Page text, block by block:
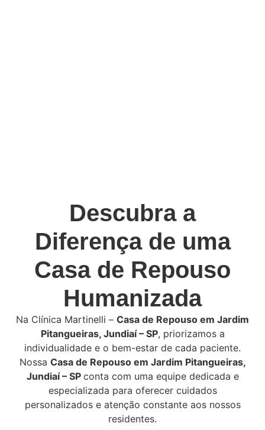
Descubra a
Diferença de uma
Casa de Repouso
Humanizada
Na Clínica Martinelli – Casa de Repouso em Jardim
Pitangueiras, Jundiaí – SP, priorizamos a
individualidade e o bem-estar de cada paciente.
Nossa Casa de Repouso em Jardim Pitangueiras,
Jundiaí – SP conta com uma equipe dedicada e
especializada para oferecer cuidados
personalizados e atenção constante aos nossos
residentes.